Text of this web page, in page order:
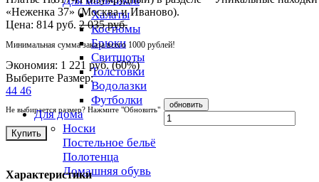
Халаты
Костюмы
Брюки
Свитшоты
Толстовки
Водолазки
Футболки
Для дома
Носки
Постельное бельё
Полотенца
Домашняя обувь
«Неженка 37» (Москва и Иваново).
Цена: 814 руб. 2 035 руб.
Минимальная сумма заказа всего 1000 рублей!
Экономия: 1 221 руб.(60%)
Выберите Размер:
44 46
Не выбирается размер? Нажмите "Обновить"
Купить
Характеристики